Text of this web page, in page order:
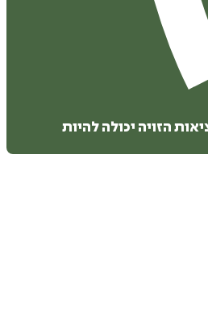
הזויה יכולה להיות